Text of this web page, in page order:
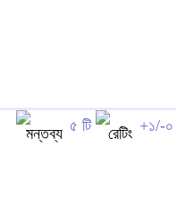
৫ টি +১/-০